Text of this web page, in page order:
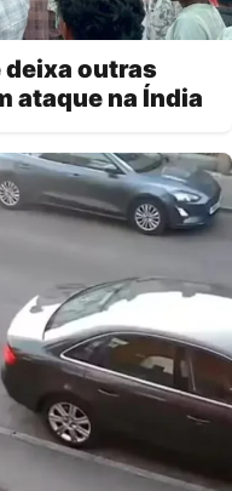
deixa outras
ataque na Índia